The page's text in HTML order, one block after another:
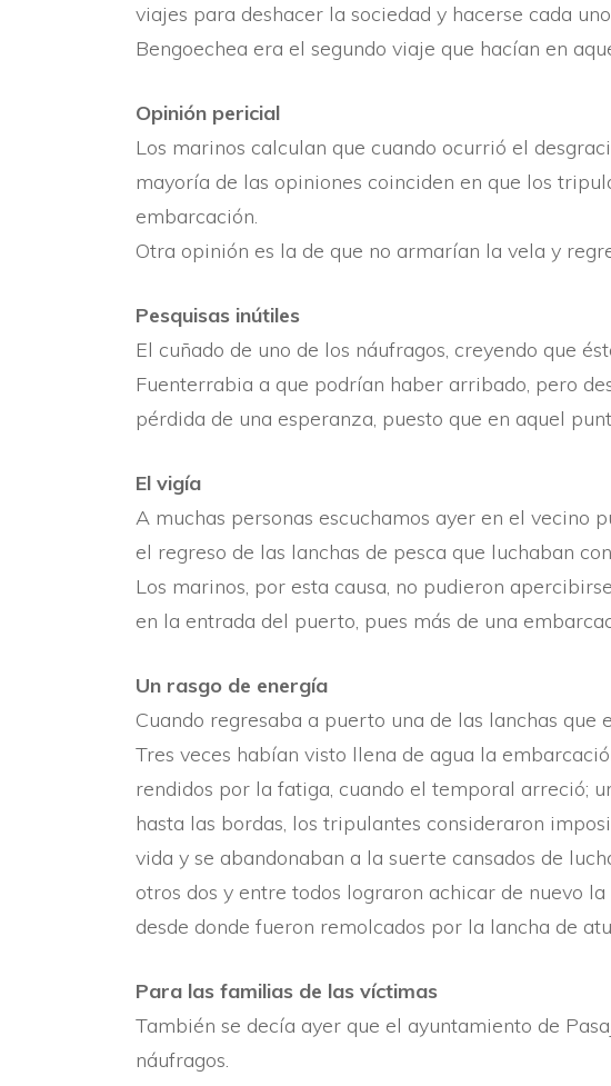
viajes para deshacer la sociedad y hacerse cada
Bengoechea era el segundo viaje que hací­an en
Opinión pericial
Los marinos calculan que cuando ocurrió el
mayorí­a de las opiniones coinciden en que los
embarcación.
Otra opinión es la de que no armarí­an la vela y
Pesquisas inútiles
El cuñado de uno de los náufragos, creyendo que
Fuenterrabia a que podrí­an haber arribado, pero
pérdida de una esperanza, puesto que en aquel
El vigí­a
A muchas personas escuchamos ayer en el vecino
el regreso de las lanchas de pesca que luchaban
Los marinos, por esta causa, no pudieron
en la entrada del puerto, pues más de una
Un rasgo de energí­a
Cuando regresaba a puerto una de las lanchas
Tres veces habí­an visto llena de agua la
rendidos por la fatiga, cuando el temporal arreció;
hasta las bordas, los tripulantes consideraron
vida y se abandonaban a la suerte cansados de
otros dos y entre todos lograron achicar de nuevo
desde donde fueron remolcados por la lancha de
Para las familias de las ví­ctimas
También se decí­a ayer que el ayuntamiento de
náufragos.